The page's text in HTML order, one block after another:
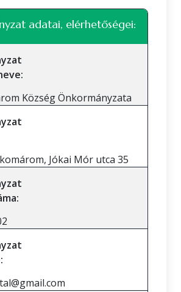
adatai, elérhetőségei:
Község Önkormányzata
Jókai Mór utca 35